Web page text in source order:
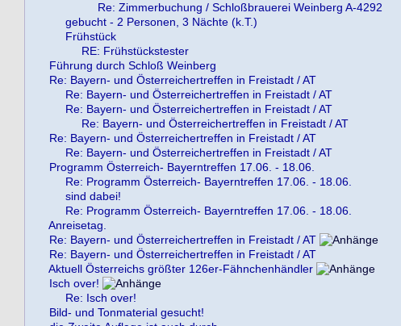
Re: Zimmerbuchung / Schloßbrauerei Weinberg A-4292
gebucht - 2 Personen, 3 Nächte (k.T.)
Frühstück
RE: Frühstückstester
Führung durch Schloß Weinberg
Re: Bayern- und Österreichertreffen in Freistadt / AT
Re: Bayern- und Österreichertreffen in Freistadt / AT
Re: Bayern- und Österreichertreffen in Freistadt / AT
Re: Bayern- und Österreichertreffen in Freistadt / AT
Re: Bayern- und Österreichertreffen in Freistadt / AT
Re: Bayern- und Österreichertreffen in Freistadt / AT
Programm Österreich- Bayerntreffen 17.06. - 18.06.
Re: Programm Österreich- Bayerntreffen 17.06. - 18.06.
sind dabei!
Re: Programm Österreich- Bayerntreffen 17.06. - 18.06.
Anreisetag.
Re: Bayern- und Österreichertreffen in Freistadt / AT
Re: Bayern- und Österreichertreffen in Freistadt / AT
Aktuell Österreichs größter 126er-Fähnchenhändler
Isch over!
Re: Isch over!
Bild- und Tonmaterial gesucht!